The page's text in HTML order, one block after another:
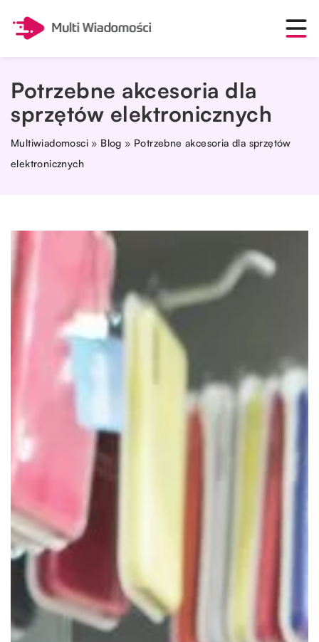
Potrzebne akcesoria dla
sprzętów elektronicznych
Multiwiadomosci » Blog » Potrzebne akcesoria dla sprzętów
elektronicznych